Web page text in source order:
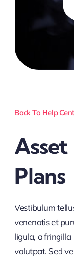
for:
Back To Help
Plans
Vestibulum
venenatis et
ligula, a
volutpat. Sed